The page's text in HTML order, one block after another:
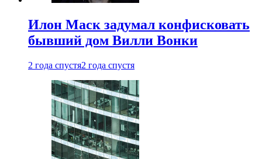
Илон Маск задумал конфисковать
бывший дом Вилли Вонки
2 года спустя2 года спустя